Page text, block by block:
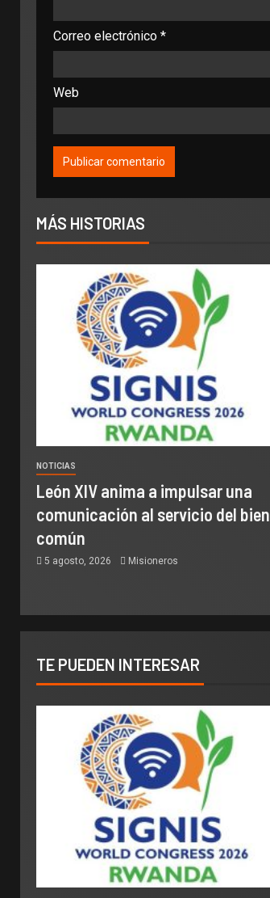
Correo electrónico *
Web
MÁS HISTORIAS
NOTICIAS
León XIV anima a impulsar una
comunicación al servicio del bien
común
5 agosto, 2026 Misioneros
TE PUEDEN INTERESAR